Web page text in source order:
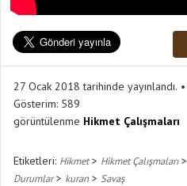
27 Ocak 2018 tarihinde yayınlandı.
Gösterim: 589
görüntülenme Hikmet Çalışmaları
Etiketleri: Hikmet> Hikmet Çalışmaları>
Durumlar> kuran > Savaş